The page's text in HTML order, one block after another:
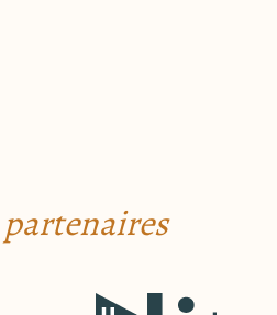
partenaires